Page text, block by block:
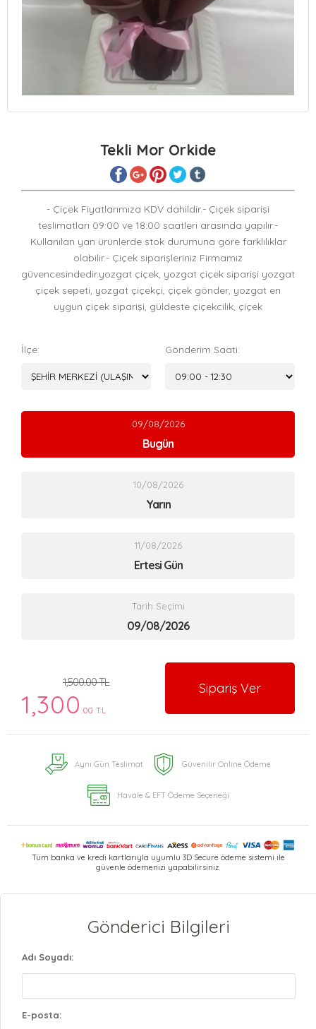
Tekli Mor Orkide
- Çiçek Fiyatlarımıza KDV dahildir.- Çiçek siparişi
teslimatları 09:00 ve 18:00 saatleri arasında yapılır.-
Kullanılan yan ürünlerde stok durumuna göre farklılıklar
olabilir.- Çiçek siparişleriniz Firmamız
güvencesindedir.yozgat çiçek, yozgat çiçek siparişi yozgat
çiçek sepeti, yozgat çiçekçi, çiçek gönder, yozgat en
uygun çiçek siparişi, güldeste çiçekcilik, çiçek
İlçe: Gönderim Saati:
09/08/2026
Bugün
10/08/2026
Yarın
11/08/2026
Ertesi Gün
Tarih Seçimi
1,500.00 TL
1,300 .00 TL
Sipariş Ver
Aynı Gün Teslimat Güvenilir Online Ödeme
Havale & EFT Ödeme Seçeneği
Tüm banka ve kredi kartlarıyla uyumlu 3D Secure ödeme sistemi ile
güvenle ödemenizi yapabilirsiniz.
Gönderici Bilgileri
Adı Soyadı:
E-posta: